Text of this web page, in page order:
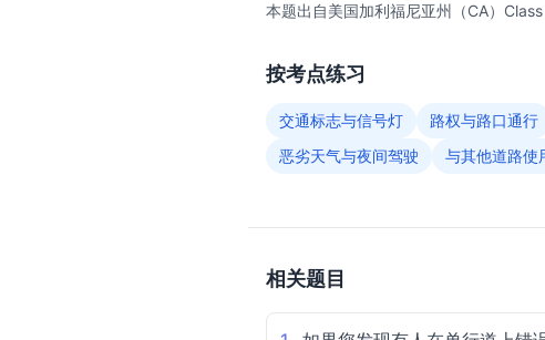
本题出自美国加利福尼亚州（CA）
按考点练习
交通标志与信号灯 路权与路口通行
恶劣天气与夜间驾驶
与其他道路使
相关题目